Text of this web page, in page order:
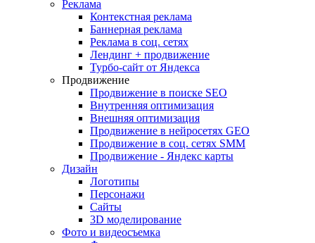
Реклама
Контекстная реклама
Баннерная реклама
Реклама в соц. сетях
Лендинг + продвижение
Турбо-сайт от Яндекса
Продвижение
Продвижение в поиске SEO
Внутренняя оптимизация
Внешняя оптимизация
Продвижение в нейросетях GEO
Продвижение в соц. сетях SMM
Продвижение - Яндекс карты
Дизайн
Логотипы
Персонажи
Сайты
3D моделирование
Фото и видеосъемка